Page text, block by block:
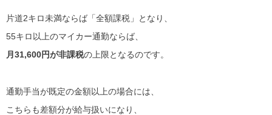
片道2キロ未満ならば「全額課税」となり、
55キロ以上のマイカー通勤ならば、
月31,600円が非課税の上限となるのです。
通勤手当が既定の金額以上の場合には、
こちらも差額分が給与扱いになり、